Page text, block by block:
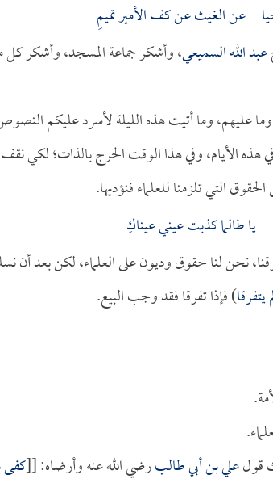
عن الغيث عن كف الأمير تميمِ
عبد الله السميعي، وأشكر جماعة المسجد، وأشكر كل
وما عليهم، وما أتيت هذه الليلة لأسرد عليكم
هذه الأيام، وفي هذا الوقت الحرج بالذات؛
التي تلزمنا للعلماء فنؤديها.
طالما كذبت عيني عيناكِ
نحن لنا حقوق وديون على العلماء، لكن بعد
يتفرقا) فإذا تفرقا فقد وجب البيع.
قولعلي بن أبي طالبرضي الله عنه وأرضاه: [[كفى